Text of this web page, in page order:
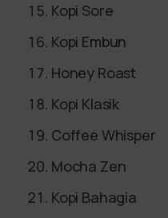
Kopi Sore
Kopi Embun
Honey Roast
Kopi Klasik
Coffee Whisper
Mocha Zen
Kopi Bahagia